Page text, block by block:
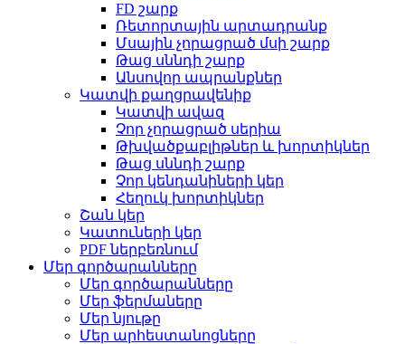
FD շարք
Ռետորտային արտադրանք
Մսային չորացրած մսի շարք
Թաց սննդի շարք
Անսովոր ապրանքներ
Կատվի քաղցրավենիք
Կատվի ավազ
Չոր չորացրած սերիա
Թխվածքաբլիթներ և խորտիկներ
Թաց սննդի շարք
Չոր կենդանիների կեր
Հեղուկ խորտիկներ
Շան կեր
Կատուների կեր
PDF ներբեռնում
Մեր գործարանները
Մեր գործարանները
Մեր ֆերմաները
Մեր նյութը
Մեր արհեստանոցները